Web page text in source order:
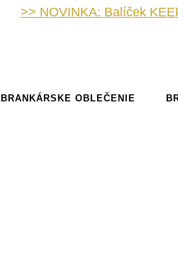
>> NOVINKA: Balíček
BRANKÁRSKE OBLEČENIE